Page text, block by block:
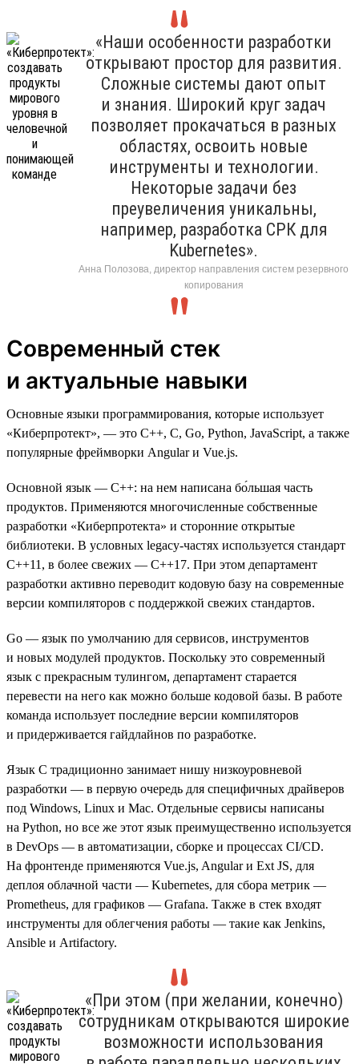
«Наши особенности разработки
открывают простор для развития.
Сложные системы дают опыт
и знания. Широкий круг задач
позволяет прокачаться в разных
областях, освоить новые
инструменты и технологии.
Некоторые задачи без
преувеличения уникальны,
например, разработка СРК для
Kubernetes».
Анна Полозова, директор направления систем резервного
копирования
Современный стек
и актуальные навыки
Основные языки программирования, которые использует
«Киберпротект», — это C++, C, Go, Python, JavaScript, а также
популярные фреймворки Angular и Vue.js.
Основной язык — C++: на нем написана бо́льшая часть
продуктов. Применяются многочисленные собственные
разработки «Киберпротекта» и сторонние открытые
библиотеки. В условных legacy-частях используется стандарт
C++11, в более свежих — С++17. При этом департамент
разработки активно переводит кодовую базу на современные
версии компиляторов с поддержкой свежих стандартов.
Go — язык по умолчанию для сервисов, инструментов
и новых модулей продуктов. Поскольку это современный
язык с прекрасным тулингом, департамент старается
перевести на него как можно больше кодовой базы. В работе
команда использует последние версии компиляторов
и придерживается гайдлайнов по разработке.
Язык C традиционно занимает нишу низкоуровневой
разработки — в первую очередь для специфичных драйверов
под Windows, Linux и Mac. Отдельные сервисы написаны
на Python, но все же этот язык преимущественно используется
в DevOps — в автоматизации, сборке и процессах CI/CD.
На фронтенде применяются Vue.js, Angular и Ext JS, для
деплоя облачной части — Kubernetes, для сбора метрик —
Prometheus, для графиков — Grafana. Также в стек входят
инструменты для облегчения работы — такие как Jenkins,
Ansible и Artifactory.
«При этом (при желании, конечно)
сотрудникам открываются широкие
возможности использования